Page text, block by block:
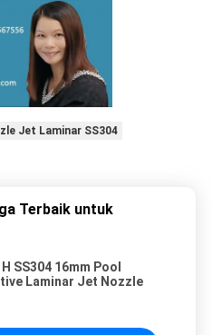
Jet Laminar SS304
Terbaik untuk
SS304 16mm Pool
Laminar Jet Nozzle